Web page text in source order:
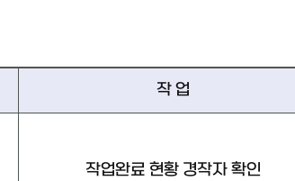
작 업
작업완료 현황 경작자 확인